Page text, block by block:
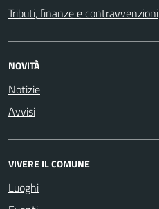
Tributi, finanze e contravvenzioni
NOVITÀ
Notizie
Avvisi
VIVERE IL COMUNE
Luoghi